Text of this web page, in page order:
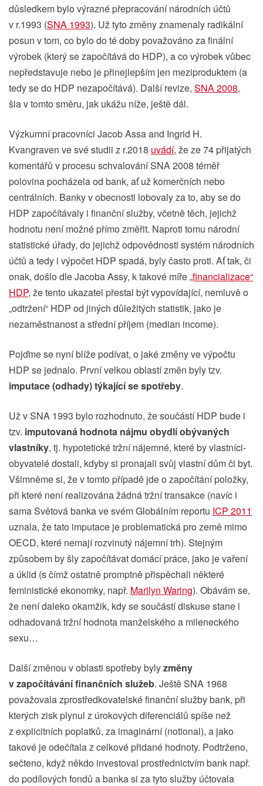
důsledkem bylo výrazné přepracování národních účtů
v r.1993 (SNA 1993). Už tyto změny znamenaly radikální
posun v tom, co bylo do té doby považováno za finální
výrobek (který se započítává do HDP), a co výrobek vůbec
nepředstavuje nebo je přinejlepším jen meziproduktem (a
tedy se do HDP nezapočítává). Další revize, SNA 2008,
šla v tomto směru, jak ukážu níže, ještě dál.
Výzkumní pracovníci Jacob Assa and Ingrid H.
Kvangraven ve své studii z r.2018 uvádí, že ze 74 přijatých
komentářů v procesu schvalování SNA 2008 téměř
polovina pocházela od bank, ať už komerčních nebo
centrálních. Banky v obecnosti lobovaly za to, aby se do
HDP započítávaly i finanční služby, včetně těch, jejichž
hodnotu není možné přímo změřit. Naproti tomu národní
statistické úřady, do jejichž odpovědnosti systém národních
účtů a tedy i výpočet HDP spadá, byly často proti. Ať tak, či
onak, došlo dle Jacoba Assy, k takové míře„financializace“
HDP, že tento ukazatel přestal být vypovídající, nemluvě o
„odtržení“ HDP od jiných důležitých statistik, jako je
nezaměstnanost a střední příjem (median income).
Pojďme se nyní blíže podívat, o jaké změny ve výpočtu
HDP se jednalo. První velkou oblastí změn byly tzv.
imputace (odhady) týkající se spotřeby.
Už v SNA 1993 bylo rozhodnuto, že součástí HDP bude i
tzv. imputovaná hodnota nájmu obydlí obývaných
vlastníky, tj. hypotetické tržní nájemné, které by vlastníci-
obyvatelé dostali, kdyby si pronajali svůj vlastní dům či byt.
Všimněme si, že v tomto případě jde o započítání položky,
při které není realizována žádná tržní transakce (navíc i
sama Světová banka ve svém Globálním reportu ICP 2011
uznala, že tato imputace je problematická pro země mimo
OECD, které nemají rozvinutý nájemní trh). Stejným
způsobem by šly započítávat domácí práce, jako je vaření
a úklid (s čímž ostatně promptně přispěchali některé
feministické ekonomky, např. Marilyn Waring). Obávám se,
že není daleko okamžik, kdy se součástí diskuse stane i
odhadovaná tržní hodnota manželského a mileneckého
sexu…
Další změnou v oblasti spotřeby bylyzměny
v započítávání finančních služeb. Ještě SNA 1968
považovala zprostředkovatelské finanční služby bank, při
kterých zisk plynul z úrokových diferenciálů spíše než
z explicitních poplatků, za imaginární (notional), a jako
takové je odečítala z celkové přidané hodnoty. Podtrženo,
sečteno, když někdo investoval prostřednictvím bank např.
do podílových fondů a banka si za tyto služby účtovala